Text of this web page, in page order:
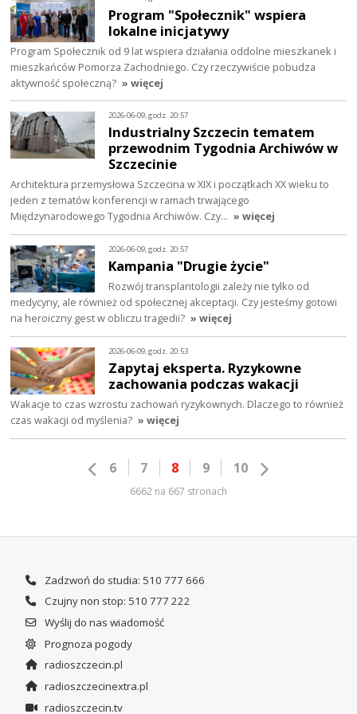
Program "Społecznik" wspiera
lokalne inicjatywy
Program Społecznik od 9 lat wspiera działania oddolne mieszkanek i
mieszkańców Pomorza Zachodniego. Czy rzeczywiście pobudza
aktywność społeczną? » więcej
2026-06-09, godz. 20:57
Industrialny Szczecin tematem
przewodnim Tygodnia Archiwów w
Szczecinie
Architektura przemysłowa Szczecina w XIX i początkach XX wieku to
jeden z tematów konferencji w ramach trwającego
Międzynarodowego Tygodnia Archiwów. Czy… » więcej
2026-06-09, godz. 20:57
Kampania "Drugie życie"
Rozwój transplantologii zależy nie tylko od
medycyny, ale również od społecznej akceptacji. Czy jesteśmy gotowi
na heroiczny gest w obliczu tragedii? » więcej
2026-06-09, godz. 20:53
Zapytaj eksperta. Ryzykowne
zachowania podczas wakacji
Wakacje to czas wzrostu zachowań ryzykownych. Dlaczego to również
czas wakacji od myślenia? » więcej
6 7 8 9 10
6662 na 667 stronach
Zadzwoń do studia: 510 777 666
Czujny non stop: 510 777 222
Wyślij do nas wiadomość
Prognoza pogody
radioszczecin.pl
radioszczecinextra.pl
radioszczecin.tv